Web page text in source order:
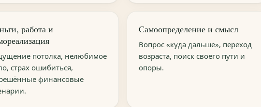
работа и
потолка, нелюбимое
страх ошибиться,
финансовые
Самоопределение и смысл
Вопрос «куда дальше», переход
возраста, поиск своего пути и
опоры.